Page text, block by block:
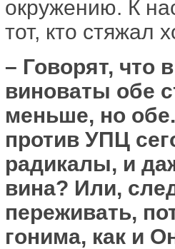
окружению. К
тот, кто стяжал
– Говорят, что
виноваты обе
меньше, но
против УПЦ
радикалы, и
вина? Или,
переживать,
гонима, как и